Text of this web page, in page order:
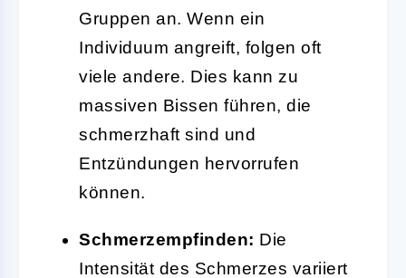
Gruppen an. Wenn ein
Individuum angreift, folgen oft
viele andere. Dies kann zu
massiven Bissen führen, die
schmerzhaft sind und
Entzündungen hervorrufen
können.
Schmerzempfinden: Die
Intensität des Schmerzes variiert